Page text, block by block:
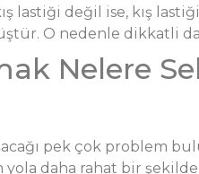
lastiği değil ise, kış
O nedenle dikkatli
Nelere
pek çok problem
yola daha rahat bir